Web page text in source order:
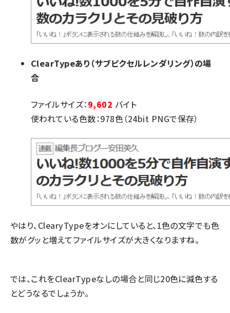
ClearTypeあり（サブピクセルレンダリング）の場
合
ファイルサイズ：9,602 バイト
使われている色数：978色（24bit PNGで保存）
やはり、ClearyTypeをオンにしていると、1色の文字でも色
数がグッと増えてファイルサイズが大きくなりますね。
では、これをClearTypeなしの場合と同じ20色に減色する
とどうなるでしょうか。